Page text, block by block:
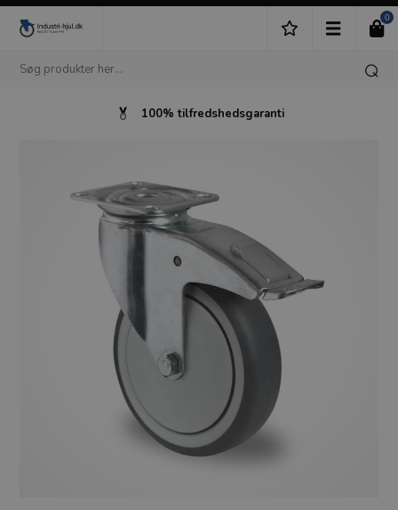
0
100% tilfredshedsgaranti